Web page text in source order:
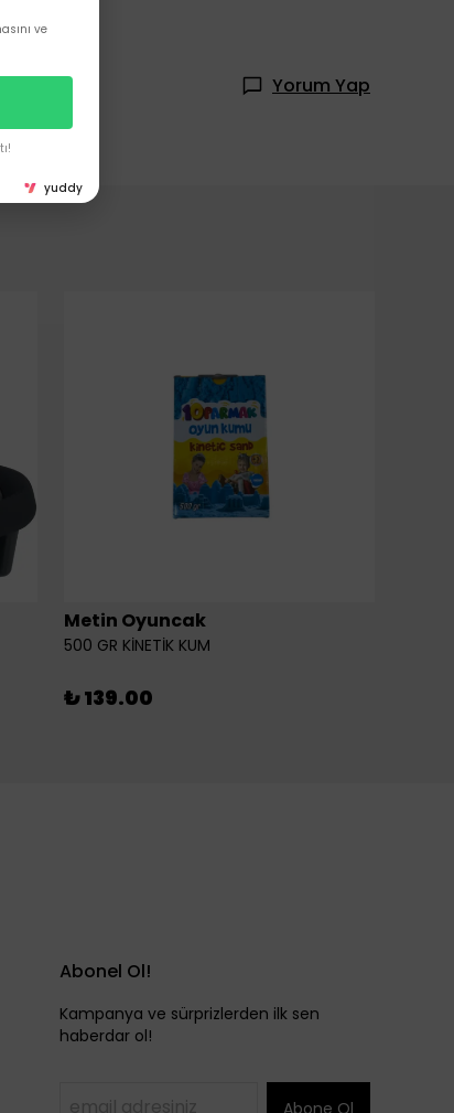
Yorum Yap
Metin Oyuncak
500 GR KİNETİK KUM
₺ 139.00
Abonel Ol!
Kampanya ve sürprizlerden ilk sen
haberdar ol!
ve
yuddy